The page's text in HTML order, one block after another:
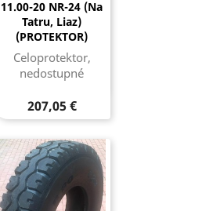
11.00-20 NR-24 (na
Tatru, Liaz)
(PROTEKTOR)
Celoprotektor,
nedostupné
207,05 €